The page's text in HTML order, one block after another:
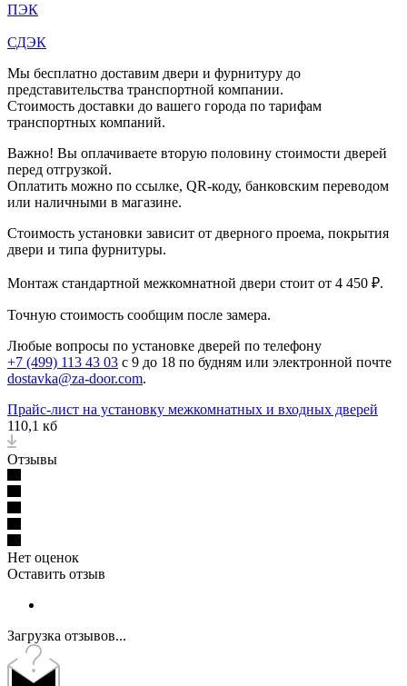
ПЭК
СДЭК
Мы бесплатно доставим двери и фурнитуру до
представительства транспортной компании.
Стоимость доставки до вашего города по тарифам
транспортных компаний.
Важно! Вы оплачиваете вторую половину стоимости дверей
перед отгрузкой.
Оплатить можно по ссылке, QR-коду, банковским переводом
или наличными в магазине.
Стоимость установки зависит от дверного проема, покрытия
двери и типа фурнитуры.
Монтаж стандартной межкомнатной двери стоит от 4 450 ₽.
Точную стоимость сообщим после замера.
Любые вопросы по установке дверей по телефону
+7 (499) 113 43 03 с 9 до 18 по будням или электронной почте
dostavka@za-door.com.
Прайс-лист на установку межкомнатных и входных дверей
110,1 кб
Отзывы
Нет оценок
Оставить отзыв
Загрузка отзывов...